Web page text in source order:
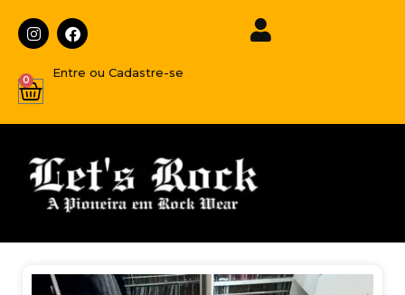
Entre ou Cadastre-se
0